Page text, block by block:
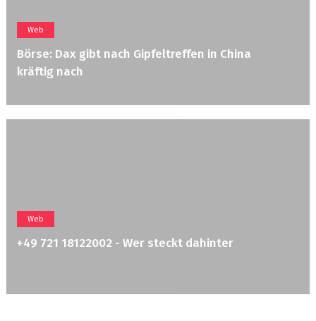
Web
Börse: Dax gibt nach Gipfeltreffen in China
kräftig nach
Web
+49 721 18122002 - Wer steckt dahinter